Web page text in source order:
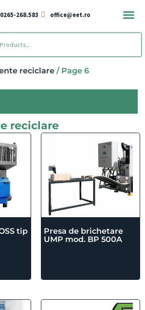
268.583 office@eet.ro
reciclare / Page 6
reciclare
tip
Presa de brichetare
UMP mod. BP 500A